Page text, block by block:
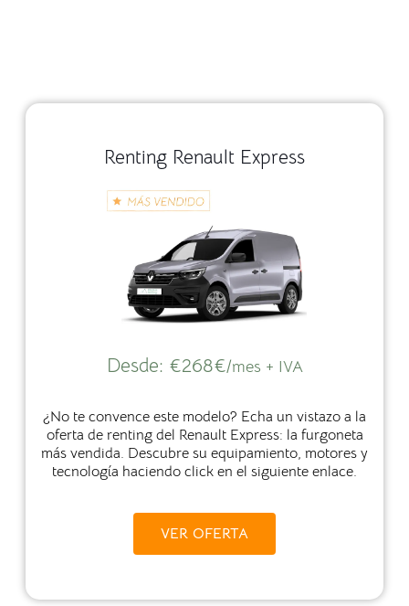
Renting Renault Express
Desde: €268€/mes + IVA
¿No te convence este modelo? Echa un vistazo a la
oferta de renting del Renault Express: la furgoneta
más vendida. Descubre su equipamiento, motores y
tecnología haciendo click en el siguiente enlace.
VER OFERTA